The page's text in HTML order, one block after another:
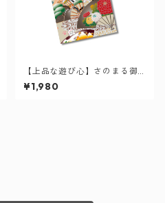
【上品な遊び心】さのまる御
朱印帳（扇）
¥1,980